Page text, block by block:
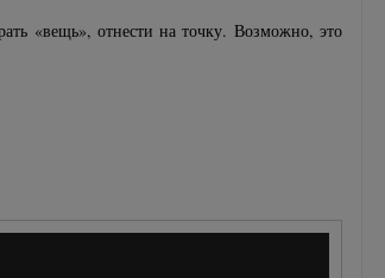
«вещь», отнести на точку. Возможно, это